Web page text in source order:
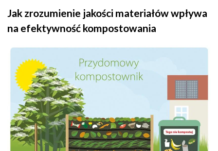
Jak zrozumienie jakości materiałów wpływa
na efektywność kompostowania